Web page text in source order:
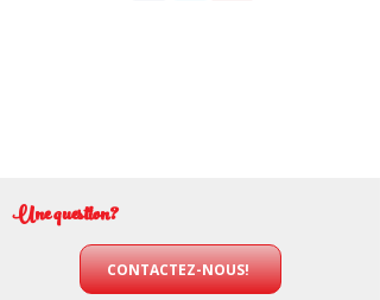
Une question?
CONTACTEZ-NOUS!